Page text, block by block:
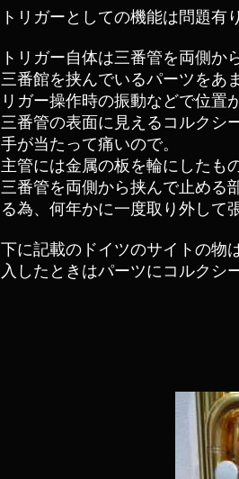
トリガーとしての機能は問題
トリガー自体は三番管を両側
三番館を挟んでいるパーツをあ
リガー操作時の振動などで位置
三番管の表面に見えるコルクシ
手が当たって痛いので。
主管には金属の板を輪にしたも
三番管を両側から挟んで止める
る為、何年かに一度取り外して
下に記載のドイツのサイトの物
入したときはパーツにコルクシ